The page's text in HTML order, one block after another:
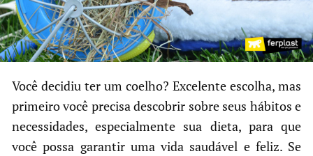
Você decidiu ter um coelho? Excelente escolha, mas
primeiro você precisa descobrir sobre seus hábitos e
necessidades, especialmente sua dieta, para que
você possa garantir uma vida saudável e feliz. Se